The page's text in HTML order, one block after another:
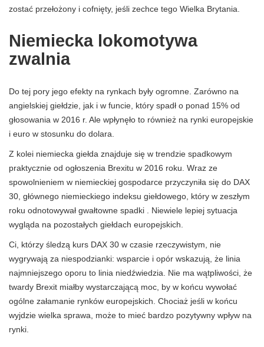
zostać przełożony i cofnięty, jeśli zechce tego Wielka Brytania.
Niemiecka lokomotywa
zwalnia
Do tej pory jego efekty na rynkach były ogromne. Zarówno na
angielskiej giełdzie, jak i w funcie, który spadł o ponad 15% od
głosowania w 2016 r. Ale wpłynęło to również na rynki europejskie
i euro w stosunku do dolara.
Z kolei niemiecka giełda znajduje się w trendzie spadkowym
praktycznie od ogłoszenia Brexitu w 2016 roku. Wraz ze
spowolnieniem w niemieckiej gospodarce przyczyniła się do DAX
30, głównego niemieckiego indeksu giełdowego, który w zeszłym
roku odnotowywał gwałtowne spadki . Niewiele lepiej sytuacja
wygląda na pozostałych giełdach europejskich.
Ci, którzy śledzą kurs DAX 30 w czasie rzeczywistym, nie
wygrywają za niespodzianki: wsparcie i opór wskazują, że linia
najmniejszego oporu to linia niedźwiedzia. Nie ma wątpliwości, że
twardy Brexit miałby wystarczającą moc, by w końcu wywołać
ogólne załamanie rynków europejskich. Chociaż jeśli w końcu
wyjdzie wielka sprawa, może to mieć bardzo pozytywny wpływ na
rynki.